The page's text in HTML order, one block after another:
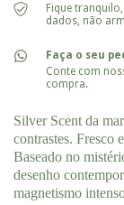
Fique
dados, não
Faça o seu
Conte com
compra.
Silver Scent da
contrastes. Fresco
Baseado no
desenho
magnetismo